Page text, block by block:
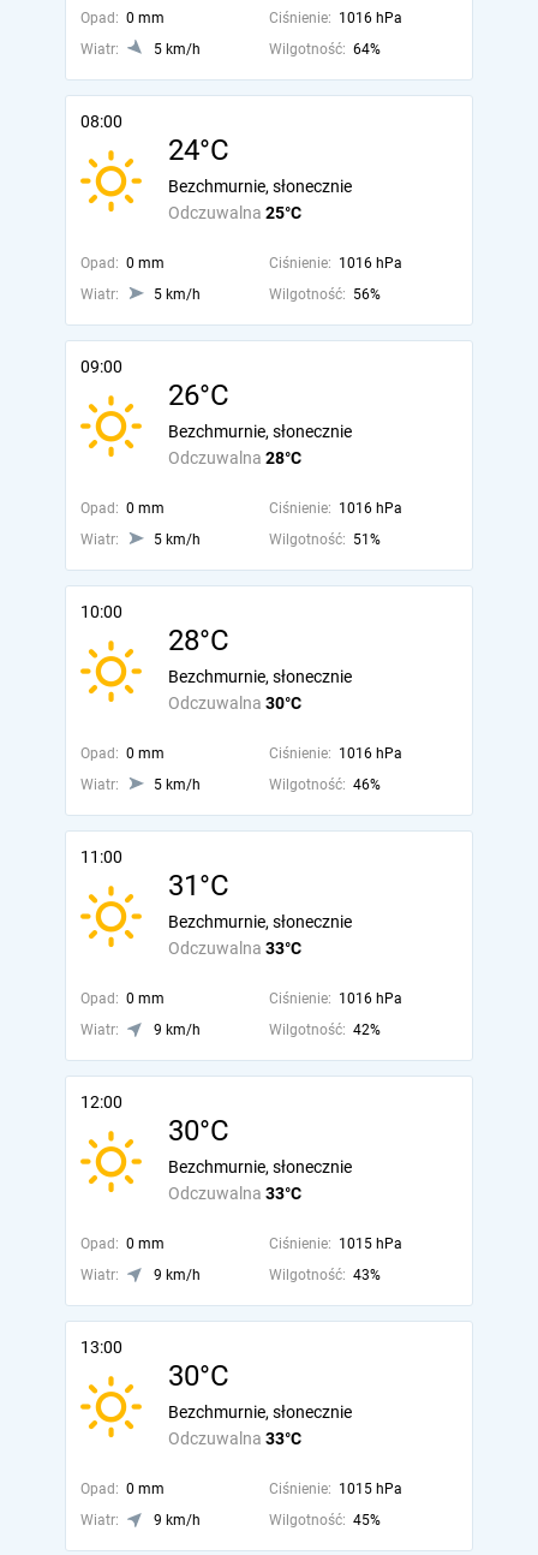
Opad: 0 mm Ciśnienie: 1016 hPa
Wiatr:
5 km/h Wilgotność: 64%
08:00
24°C
Odczuwalna 25°C
Bezchmurnie, słonecznie
Opad: 0 mm Ciśnienie: 1016 hPa
Wiatr:
5 km/h Wilgotność: 56%
09:00
26°C
Odczuwalna 28°C
Bezchmurnie, słonecznie
Opad: 0 mm Ciśnienie: 1016 hPa
Wiatr:
5 km/h Wilgotność: 51%
10:00
28°C
Odczuwalna 30°C
Bezchmurnie, słonecznie
Opad: 0 mm Ciśnienie: 1016 hPa
Wiatr:
5 km/h Wilgotność: 46%
11:00
31°C
Odczuwalna 33°C
Bezchmurnie, słonecznie
Opad: 0 mm Ciśnienie: 1016 hPa
Wiatr:
9 km/h Wilgotność: 42%
12:00
30°C
Odczuwalna 33°C
Bezchmurnie, słonecznie
Opad: 0 mm Ciśnienie: 1015 hPa
Wiatr:
9 km/h Wilgotność: 43%
13:00
30°C
Odczuwalna 33°C
Bezchmurnie, słonecznie
Opad: 0 mm Ciśnienie: 1015 hPa
Wiatr:
9 km/h Wilgotność: 45%